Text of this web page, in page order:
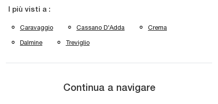
I più visti a :
Caravaggio Cassano D'Adda Crema
Dalmine Treviglio
Continua a navigare